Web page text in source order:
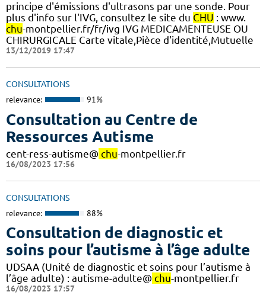
principe d'émissions d'ultrasons par une sonde. Pour
plus d'info sur l'IVG, consultez le site du CHU : www.
chu-montpellier.fr/fr/ivg IVG MEDICAMENTEUSE OU
CHIRURGICALE Carte vitale,Pièce d'identité,Mutuelle
13/12/2019 17:47
CONSULTATIONS
relevance: 91%
Consultation au Centre de
Ressources Autisme
cent-ress-autisme@ chu-montpellier.fr
16/08/2023 17:56
CONSULTATIONS
relevance: 88%
Consultation de diagnostic et
soins pour l’autisme à l’âge adulte
UDSAA (Unité de diagnostic et soins pour l’autisme à
l’âge adulte) : autisme-adulte@ chu-montpellier.fr
16/08/2023 17:57